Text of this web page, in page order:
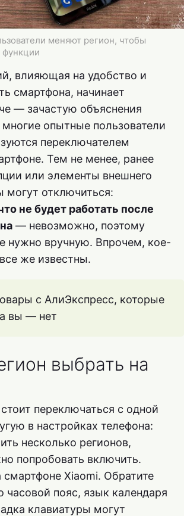
меняют регион, чтобы
функции
влияющая на удобство и
смартфона, начинает
— зачастую объяснения
многие опытные пользователи
переключателем
Тем не менее, ранее
или элементы внешнего
могут отключиться:
не будет работать после
— невозможно, поэтому
нужно вручную. Впрочем, кое-
же известны.
с АлиЭкспресс, которые
вы — нет
выбрать на
переключаться с одной
в настройках телефона:
несколько регионов,
попробовать включить.
Xiaomi. Обратите
часовой пояс, язык календаря
клавиатуры могут